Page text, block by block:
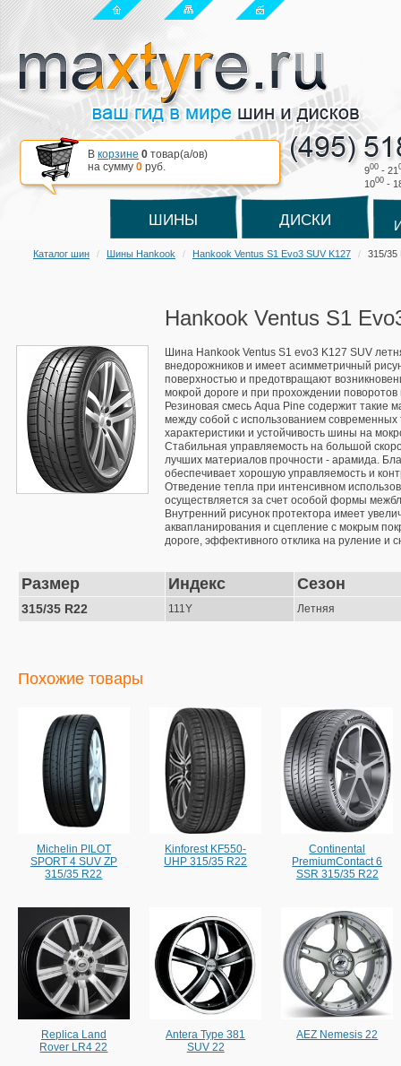
900 - 21
1000 -
В корзине 0 товар(a/ов)
на сумму 0 руб.
ШИНЫ ДИСКИ
Каталог шин Шины Hankook Hankook Ventus S1 Evo3 SUV K127 315/35
Hankook Ventus S1
Шина Hankook Ventus S1 evo3 K127 SUV
внедорожников и имеет асимметричный
поверхностью и предотвращают
мокрой дороге и при прохождении
Резиновая смесь Aqua Pine содержит такие
между собой с использованием современных
характеристики и устойчивость шины на
Стабильная управляемость на большой
лучших материалов прочности - арамида.
обеспечивает хорошую управляемость и
Отведение тепла при интенсивном
осуществляется за счет особой формы
Внутренний рисунок протектора имеет
аквапланирования и сцепление с мокрым
дороге, эффективного отклика на руление и
Размер Индекс Сезон
315/35 R22 111Y Летняя
Похожие товары
Michelin PILOT
SPORT 4 SUV ZP
315/35 R22
Kinforest KF550-
UHP 315/35 R22
Continental
PremiumContact 6
SSR 315/35 R22
Replica Land
Rover LR4 22
Antera Type 381
SUV 22
AEZ Nemesis 22